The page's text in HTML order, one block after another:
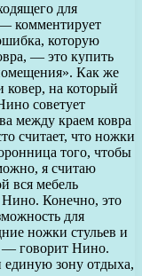
для
комментирует
которую
— это купить
Как же
ковер, на который
советует
между краем ковра
считает, что ножки
того, чтобы
я считаю
вся мебель
Конечно, это
для
ножки стульев и
— говорит Нино.
единую зону отдыха,